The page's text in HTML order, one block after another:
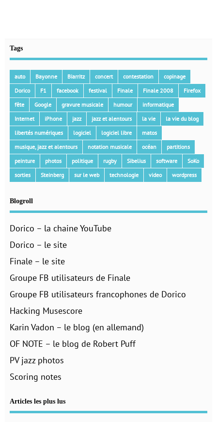
Tags
auto Bayonne Biarritz concert contestation
copinage
Dorico
F1 facebook festival Finale Finale 2008
Firefox
fête
Google gravure musicale humour
informatique
Internet
iPhone jazz jazz et alentours la vie
la vie du blog
libertés numériques
logiciel logiciel libre
matos
musique, jazz et alentours
notation musicale océan
partitions
peinture
photos politique rugby Sibelius software
SoKo
sorties
Steinberg sur le web technologie video wordpress
Blogroll
Dorico – la chaine YouTube
Dorico – le site
Finale – le site
Groupe FB utilisateurs de Finale
Groupe FB utilisateurs francophones de Dorico
Hacking Musescore
Karin Vadon – le blog (en allemand)
OF NOTE – le blog de Robert Puff
PV jazz photos
Scoring notes
Articles les plus lus